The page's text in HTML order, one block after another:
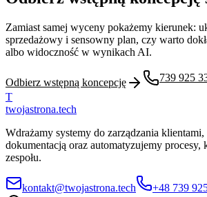
Zamiast samej wyceny pokażemy kierunek:
sprzedażowy i sensowny plan, czy warto
albo widoczność w wynikach AI.
Odbierz wstępną koncepcję
739 925
T
twojastrona.tech
Wdrażamy systemy do zarządzania
dokumentacją oraz automatyzujemy procesy,
zespołu.
kontakt@twojastrona.tech
+48 739